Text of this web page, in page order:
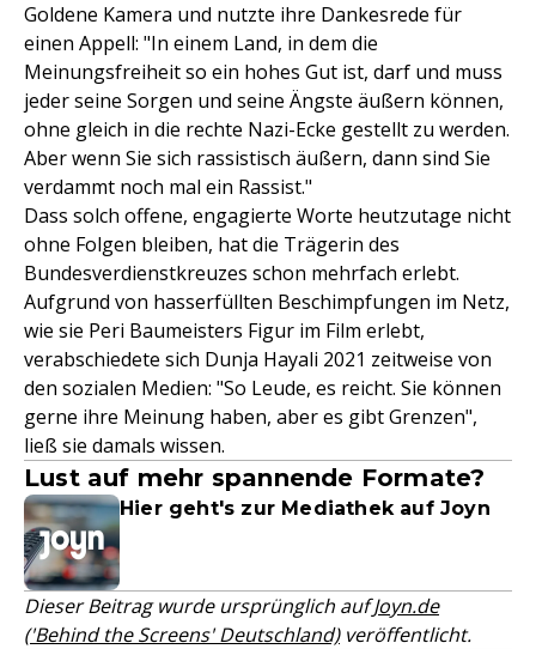
Goldene Kamera und nutzte ihre Dankesrede für
einen Appell: "In einem Land, in dem die
Meinungsfreiheit so ein hohes Gut ist, darf und muss
jeder seine Sorgen und seine Ängste äußern können,
ohne gleich in die rechte Nazi-Ecke gestellt zu werden.
Aber wenn Sie sich rassistisch äußern, dann sind Sie
verdammt noch mal ein Rassist."
Dass solch offene, engagierte Worte heutzutage nicht
ohne Folgen bleiben, hat die Trägerin des
Bundesverdienstkreuzes schon mehrfach erlebt.
Aufgrund von hasserfüllten Beschimpfungen im Netz,
wie sie Peri Baumeisters Figur im Film erlebt,
verabschiedete sich Dunja Hayali 2021 zeitweise von
den sozialen Medien: "So Leude, es reicht. Sie können
gerne ihre Meinung haben, aber es gibt Grenzen",
ließ sie damals wissen.
Lust auf mehr spannende Formate?
Hier geht's zur Mediathek auf Joyn
Dieser Beitrag wurde ursprünglich aufJoyn.de
('Behind the Screens' Deutschland)veröffentlicht.